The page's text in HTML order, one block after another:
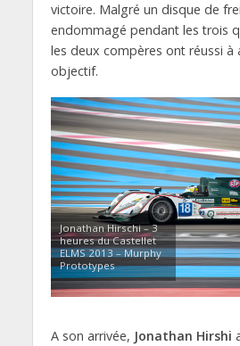
victoire. Malgré un disque de
endommagé pendant les trois
les deux compères ont réussi à
objectif.
Jonathan Hirschi – 3
heures du Castellet
ELMS 2013 – Murphy
Prototypes
A son arrivée, Jonathan Hirshi